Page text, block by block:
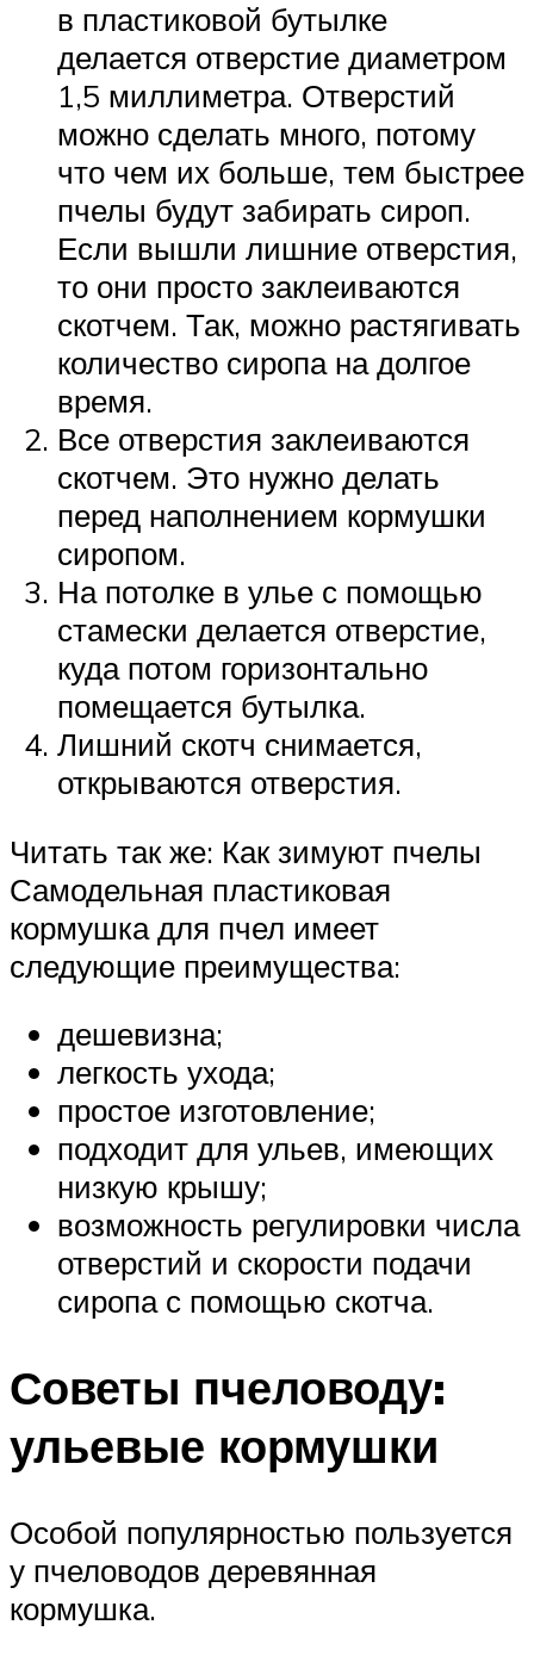
в пластиковой бутылке
делается отверстие диаметром
1,5 миллиметра. Отверстий
можно сделать много, потому
что чем их больше, тем быстрее
пчелы будут забирать сироп.
Если вышли лишние отверстия,
то они просто заклеиваются
скотчем. Так, можно растягивать
количество сиропа на долгое
время.
Все отверстия заклеиваются
скотчем. Это нужно делать
перед наполнением кормушки
сиропом.
На потолке в улье с помощью
стамески делается отверстие,
куда потом горизонтально
помещается бутылка.
Лишний скотч снимается,
открываются отверстия.
Читать так же: Как зимуют пчелы
Самодельная пластиковая
кормушка для пчел имеет
следующие преимущества:
дешевизна;
легкость ухода;
простое изготовление;
подходит для ульев, имеющих
низкую крышу;
возможность регулировки числа
отверстий и скорости подачи
сиропа с помощью скотча.
Советы пчеловоду:
ульевые кормушки
Особой популярностью пользуется
у пчеловодов деревянная
кормушка.